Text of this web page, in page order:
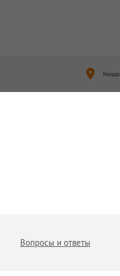
Вопросы и ответы